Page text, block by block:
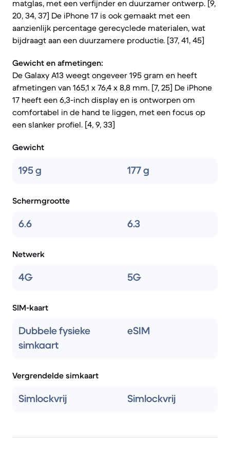
matglas, met een verfijnder en duurzamer ontwerp. [9,
20, 34, 37] De iPhone 17 is ook gemaakt met een
aanzienlijk percentage gerecyclede materialen, wat
bijdraagt aan een duurzamere productie. [37, 41, 45]
Gewicht en afmetingen:
De Galaxy A13 weegt ongeveer 195 gram en heeft
afmetingen van 165,1 x 76,4 x 8,8 mm. [7, 25] De iPhone
17 heeft een 6,3-inch display en is ontworpen om
comfortabel in de hand te liggen, met een focus op
een slanker profiel. [4, 9, 33]
Gewicht
195 g 177 g
Schermgrootte
6.6 6.3
Netwerk
4G 5G
SIM-kaart
Dubbele fysieke
simkaart
eSIM
Vergrendelde simkaart
Simlockvrij Simlockvrij